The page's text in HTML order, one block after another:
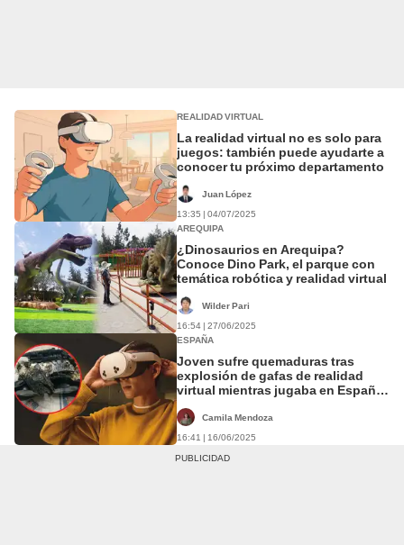
REALIDAD VIRTUAL
La realidad virtual no es solo para
juegos: también puede ayudarte a
conocer tu próximo departamento
Juan López
13:35 | 04/07/2025
AREQUIPA
¿Dinosaurios en Arequipa?
Conoce Dino Park, el parque con
temática robótica y realidad virtual
Wilder Pari
16:54 | 27/06/2025
ESPAÑA
Joven sufre quemaduras tras
explosión de gafas de realidad
virtual mientras jugaba en España:
ciego”Camila Mendoza
16:41 | 16/06/2025